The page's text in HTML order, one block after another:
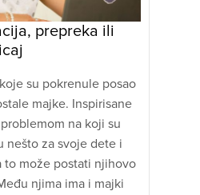
prepreka ili
su pokrenule posao
majke. Inspirisane
na koji su
nešto za svoje dete i
to može postati njihovo
njima ima i majki